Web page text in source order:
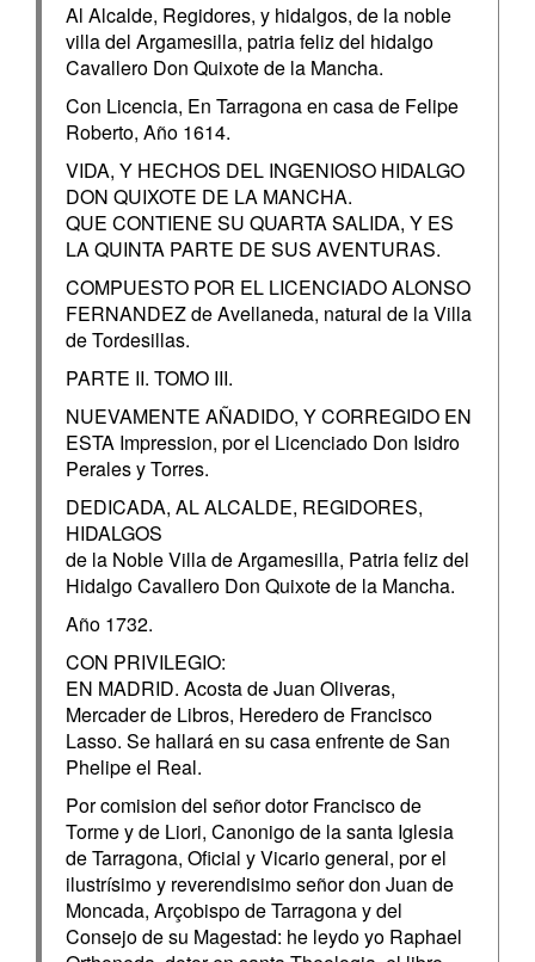
Al Alcalde, Regidores, y hidalgos, de la noble
villa del Argamesilla, patria feliz del hidalgo
Cavallero Don Quixote de la Mancha.
Con Licencia, En Tarragona en casa de Felipe
Roberto, Año 1614.
VIDA, Y HECHOS DEL INGENIOSO HIDALGO
DON QUIXOTE DE LA MANCHA.
QUE CONTIENE SU QUARTA SALIDA, Y ES
LA QUINTA PARTE DE SUS AVENTURAS.
COMPUESTO POR EL LICENCIADO ALONSO
FERNANDEZ de Avellaneda, natural de la Villa
de Tordesillas.
PARTE II. TOMO III.
NUEVAMENTE AÑADIDO, Y CORREGIDO EN
ESTA Impression, por el Licenciado Don Isidro
Perales y Torres.
DEDICADA, AL ALCALDE, REGIDORES,
HIDALGOS
de la Noble Villa de Argamesilla, Patria feliz del
Hidalgo Cavallero Don Quixote de la Mancha.
Año 1732.
CON PRIVILEGIO:
EN MADRID. Acosta de Juan Oliveras,
Mercader de Libros, Heredero de Francisco
Lasso. Se hallará en su casa enfrente de San
Phelipe el Real.
Por comision del señor dotor Francisco de
Torme y de Liori, Canonigo de la santa Iglesia
de Tarragona, Oficial y Vicario general, por el
ilustrísimo y reverendisimo señor don Juan de
Moncada, Arçobispo de Tarragona y del
Consejo de su Magestad: he leydo yo Raphael